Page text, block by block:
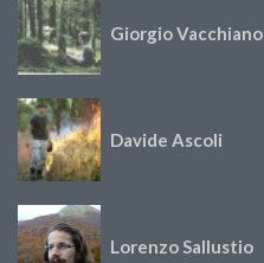
Giorgio Vacchiano
Davide Ascoli
Lorenzo Sallustio